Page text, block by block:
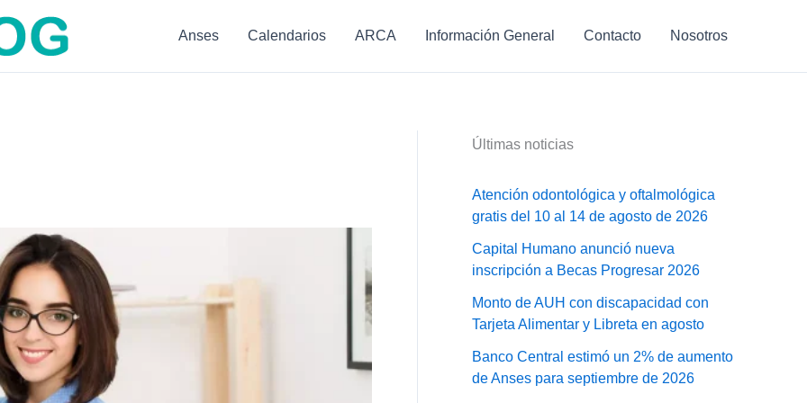
Anses Calendarios ARCA Información General Contacto Nosotros
Últimas noticias
Atención odontológica y oftalmológica
gratis del 10 al 14 de agosto de 2026
Capital Humano anunció nueva
inscripción a Becas Progresar 2026
Monto de AUH con discapacidad con
Tarjeta Alimentar y Libreta en agosto
Banco Central estimó un 2% de aumento
de Anses para septiembre de 2026